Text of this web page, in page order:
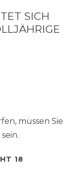
SICH
P
müssen Sie
18